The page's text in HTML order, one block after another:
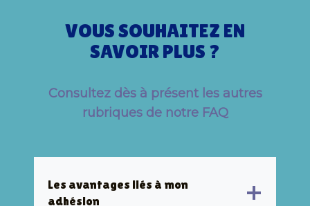
VOUS SOUHAITEZ EN
SAVOIR PLUS ?
Consultez dès à présent les autres
rubriques de notre FAQ
Les avantages liés à mon
adhésion